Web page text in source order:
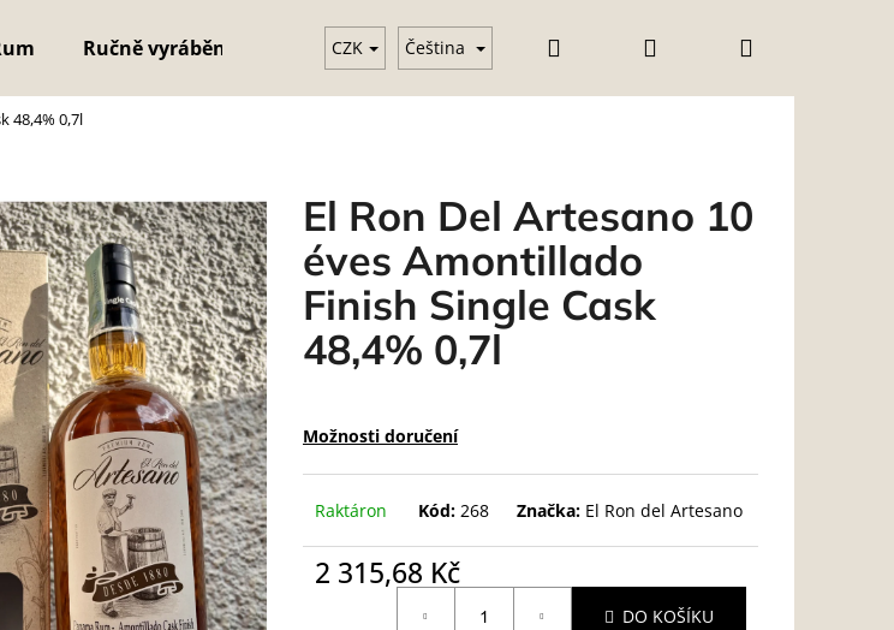
Ručně vyráběná křišťálová sklenice Vodka Üzleti feltételek (ÁSZF)
CZK Čeština Přihlášení
48,4% 0,7l
El Ron Del Artesano 10
éves Amontillado
Finish Single Cask
48,4% 0,7l
Možnosti doručení
Raktáron Kód: 268 Značka: El Ron del Artesano
2 315,68 Kč
DO KOŠÍKU
najít?
HLEDAT